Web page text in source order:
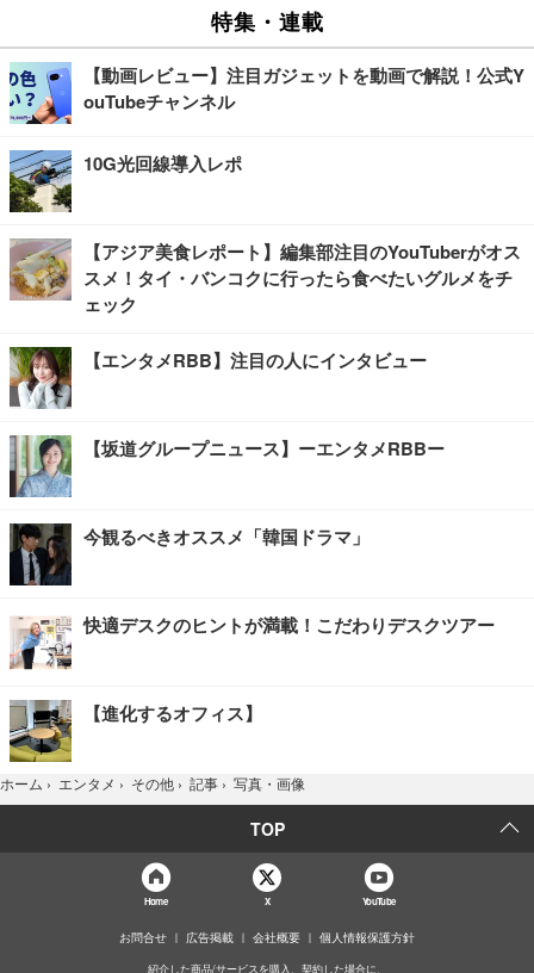
特集・連載
【動画レビュー】注目ガジェットを動画で解説！公式Y
ouTubeチャンネル
10G光回線導入レポ
【アジア美食レポート】編集部注目のYouTuberがオス
スメ！タイ・バンコクに行ったら食べたいグルメをチ
ェック
【エンタメRBB】注目の人にインタビュー
【坂道グループニュース】ーエンタメRBBー
今観るべきオススメ「韓国ドラマ」
快適デスクのヒントが満載！こだわりデスクツアー
【進化するオフィス】
ホーム › エンタメ › その他 › 記事 › 写真・画像
TOP
Home X YouTube
お問合せ 広告掲載 会社概要 個人情報保護方針
紹介した商品/サービスを購入、契約した場合に、